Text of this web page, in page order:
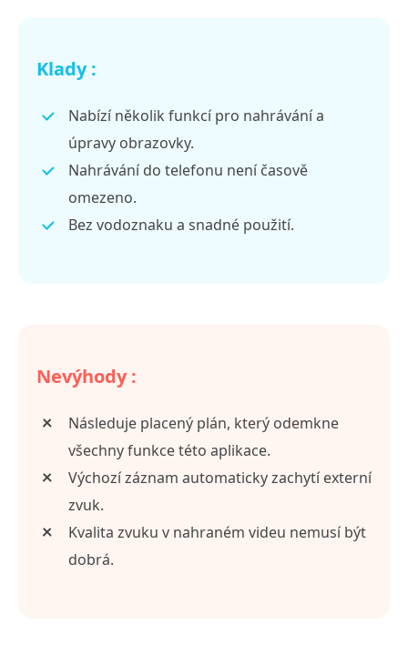
Klady :
Nabízí několik funkcí pro nahrávání a
úpravy obrazovky.
Nahrávání do telefonu není časově
omezeno.
Bez vodoznaku a snadné použití.
Nevýhody :
Následuje placený plán, který odemkne
všechny funkce této aplikace.
Výchozí záznam automaticky zachytí externí
zvuk.
Kvalita zvuku v nahraném videu nemusí být
dobrá.